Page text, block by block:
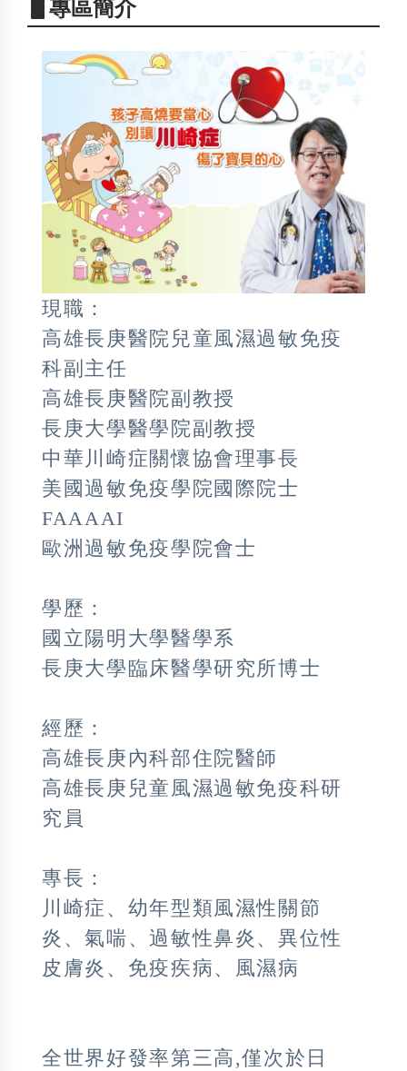
▋專區簡介
現職：
高雄長庚醫院兒童風濕過敏免疫
科副主任
高雄長庚醫院副教授
長庚大學醫學院副教授
中華川崎症關懷協會理事長
美國過敏免疫學院國際院士
FAAAAI
歐洲過敏免疫學院會士
學歷：
國立陽明大學醫學系
長庚大學臨床醫學研究所博士
經歷：
高雄長庚內科部住院醫師
高雄長庚兒童風濕過敏免疫科研
究員
專長：
川崎症、幼年型類風濕性關節
炎、氣喘、過敏性鼻炎、異位性
皮膚炎、免疫疾病、風濕病
全世界好發率第三高,僅次於日